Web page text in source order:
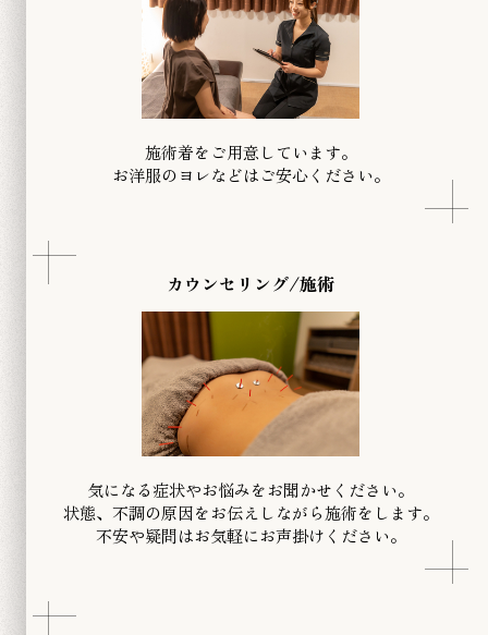
施術着をご用意しています。
お洋服のヨレなどはご安心ください。
カウンセリング/施術
気になる症状やお悩みをお聞かせください。
状態、不調の原因をお伝えしながら施術をします。
​不安や疑問はお気軽にお声掛けください。